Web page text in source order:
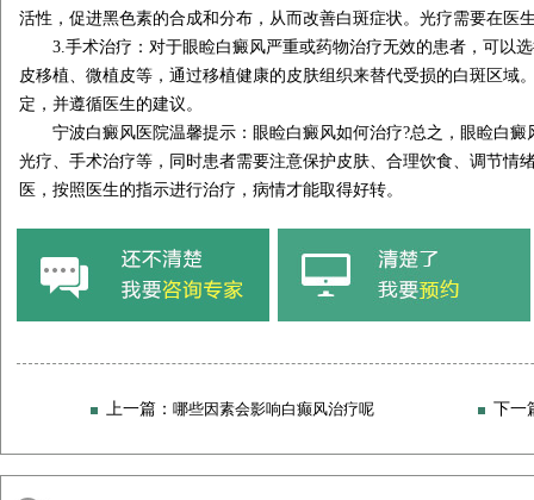
活性，促进黑色素的合成和分布，从而改善白斑症状。光疗需要在医
3.手术治疗：对于眼睑白癜风严重或药物治疗无效的患者，可以选
皮移植、微植皮等，通过移植健康的皮肤组织来替代受损的白斑区域
定，并遵循医生的建议。
宁波白癜风医院温馨提示：眼睑白癜风如何治疗?总之，眼睑白癜
光疗、手术治疗等，同时患者需要注意保护皮肤、合理饮食、调节情
医，按照医生的指示进行治疗，病情才能取得好转。
上一篇： 哪些因素会影响白癫风治疗呢 下一